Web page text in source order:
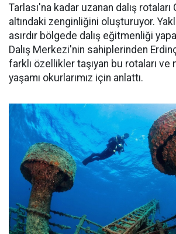
Tarlası'na kadar uzanan dalış
altındaki zenginliğini oluşturuyor.
asırdır bölgede dalış eğitmenliği
Dalış Merkezi'nin sahiplerinden
farklı özellikler taşıyan bu rotaları ve
yaşamı okurlarımız için anlattı.